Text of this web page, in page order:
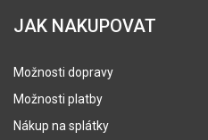
JAK NAKUPOVAT
Možnosti dopravy
Možnosti platby
Nákup na splátky